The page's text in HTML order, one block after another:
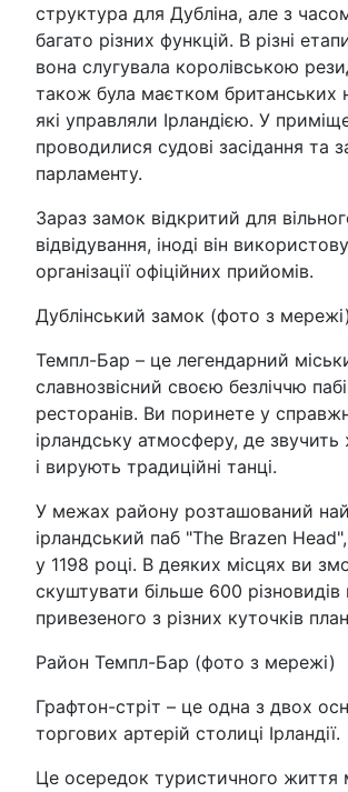
структура для Дубліна, але з
багато різних функцій. В різні етапи
вона слугувала королівською
також була маєтком британських
які управляли Ірландією. У
проводилися судові засідання та
парламенту.
Зараз замок відкритий для
відвідування, іноді він
організації офіційних прийомів.
Дублінський замок (фото з мережі)
Темпл-Бар – це легендарний
славнозвісний своєю безліччю
ресторанів. Ви поринете у
ірландську атмосферу, де
і вирують традиційні танці.
У межах району розташований
ірландський паб "The Brazen
у 1198 році. В деяких місцях ви
скуштувати більше 600 різновидів
привезеного з різних куточків
Район Темпл-Бар (фото з мережі)
Графтон-стріт – це одна з двох
торгових артерій столиці Ірландії.
Це осередок туристичного життя